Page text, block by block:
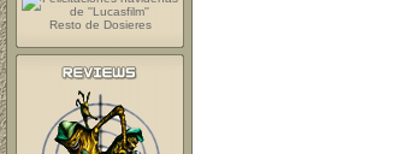
Resto de Dosieres